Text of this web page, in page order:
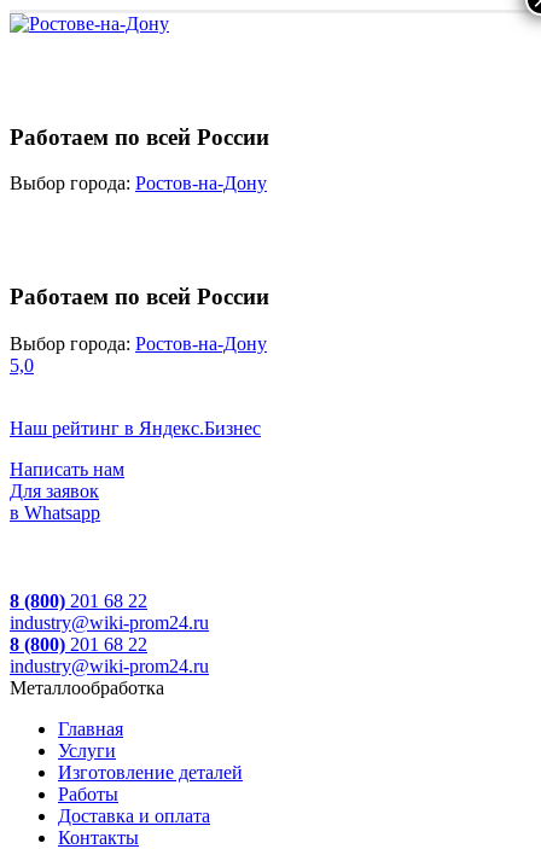
Работаем по всей России
Выбор города: Ростов-на-Дону
Работаем по всей России
Выбор города: Ростов-на-Дону
5,0
Наш рейтинг в Яндекс.Бизнес
Написать нам
Для заявок
в Whatsapp
8 (800) 201 68 22
industry@wiki-prom24.ru
8 (800) 201 68 22
industry@wiki-prom24.ru
Металлообработка
Главная
Услуги
Изготовление деталей
Работы
Доставка и оплата
Контакты